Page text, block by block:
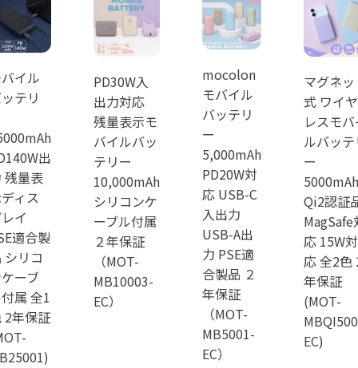
イル
テリ
出
残量表
ィス
イ
適合製
シリコ
ーブ
属 全1
2年保証
PD30W入
出力対応
残量表示モ
バイルバッ
テリー
10,000mAh
シリコンケ
ーブル付属
２年保証
（MOT-
MB10003-
EC）
mocolon
モバイル
バッテリ
ー
5,000mAh
PD20W対
応 USB-C
入出力
USB-A出
力 PSE適
合製品 ２
年保証
（MOT-
MB5001-
EC）
マグネッ
式 ワイヤ
レスモ
ルバッテ
ー
5000mAh
Qi2認証
MagSafe
応 15W対
応 全2色
年保証
(MOT-
EC)